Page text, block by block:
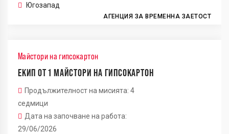
Югозапад
АГЕНЦИЯ ЗА ВРЕМЕННА ЗАЕТОСТ
Майстори на гипсокартон
ЕКИП ОТ 1 МАЙСТОРИ НА ГИПСОКАРТОН
Продължителност на мисията: 4
седмици
Дата на започване на работа:
29/06/2026